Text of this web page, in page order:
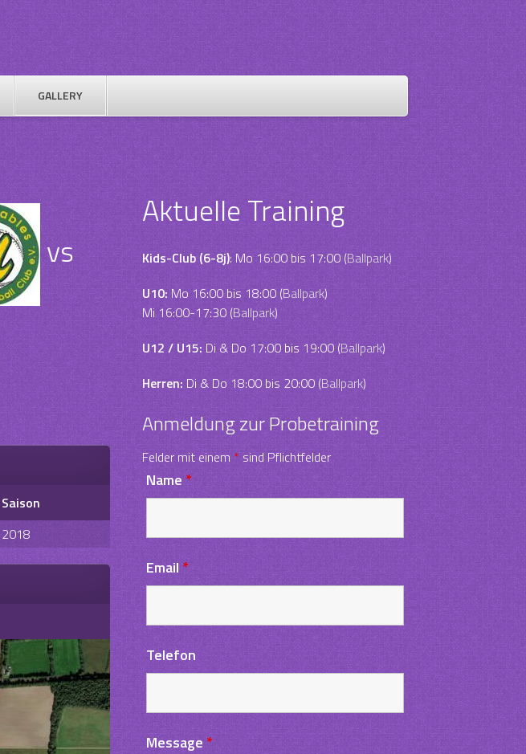
GALLERY
vs
Saison
2018
Aktuelle Training
Kids-Club (6-8j): Mo 16:00 bis 17:00 (Ballpark)
U10:Mo 16:00 bis 18:00 (Ballpark)
Mi 16:00-17:30 (Ballpark)
U12 / U15:Di & Do 17:00 bis 19:00 (Ballpark)
Herren:Di & Do 18:00 bis 20:00 (Ballpark)
Anmeldung zur Probetraining
Felder mit einem*sind Pflichtfelder
Name*
Email *
Telefon
Message*